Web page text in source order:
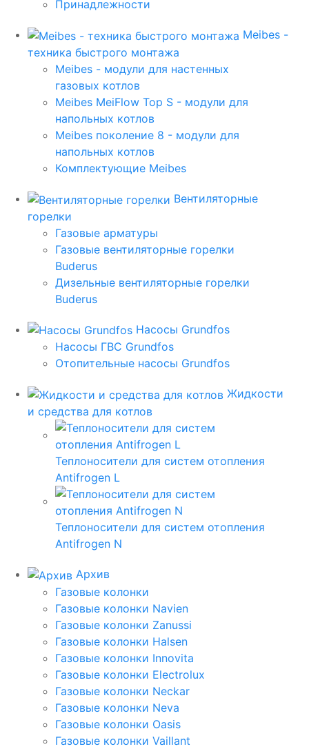
Принадлежности
Meibes -
техника быстрого монтажа
Meibes - модули для настенных
газовых котлов
Meibes MeiFlow Top S - модули для
напольных котлов
Meibes поколение 8 - модули для
напольных котлов
Комплектующие Meibes
Вентиляторные
горелки
Газовые арматуры
Газовые вентиляторные горелки
Buderus
Дизельные вентиляторные горелки
Buderus
Насосы Grundfos
Насосы ГВС Grundfos
Отопительные насосы Grundfos
Жидкости
и средства для котлов
Теплоносители для систем отопления
Antifrogen L
Теплоносители для систем отопления
Antifrogen N
Архив
Газовые колонки
Газовые колонки Navien
Газовые колонки Zanussi
Газовые колонки Halsen
Газовые колонки Innovita
Газовые колонки Electrolux
Газовые колонки Neckar
Газовые колонки Neva
Газовые колонки Oasis
Газовые колонки Vaillant